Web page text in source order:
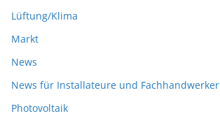
Lüftung/Klima
Markt
News
News für Installateure und Fachhandwerker
Photovoltaik